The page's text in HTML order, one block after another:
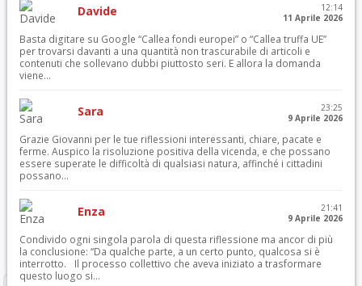
Davide
12:14
11 Aprile 2026
Basta digitare su Google “Callea fondi europei” o “Callea truffa UE”
per trovarsi davanti a una quantità non trascurabile di articoli e
contenuti che sollevano dubbi piuttosto seri. E allora la domanda
viene...
Sara
23:25
9 Aprile 2026
Grazie Giovanni per le tue riflessioni interessanti, chiare, pacate e
ferme. Auspico la risoluzione positiva della vicenda, e che possano
essere superate le difficoltà di qualsiasi natura, affinché i cittadini
possano...
Enza
21:41
9 Aprile 2026
Condivido ogni singola parola di questa riflessione ma ancor di più
la conclusione: “Da qualche parte, a un certo punto, qualcosa si è
interrotto. Il processo collettivo che aveva iniziato a trasformare
questo luogo si...